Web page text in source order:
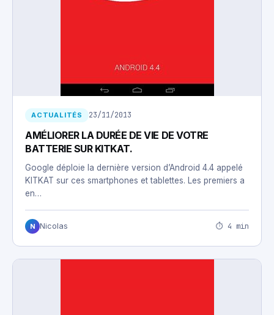
ACTUALITÉS 23/11/2013
AMÉLIORER LA DURÉE DE VIE DE VOTRE
BATTERIE SUR KITKAT.
Google déploie la dernière version d’Android 4.4 appelé
KITKAT sur ces smartphones et tablettes. Les premiers a
en…
N Nicolas ⏱ 4 min